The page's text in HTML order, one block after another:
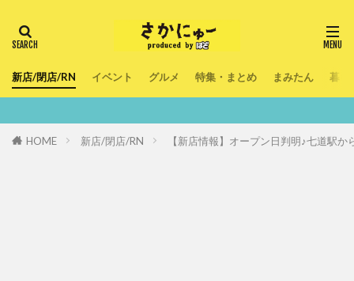
新店/閉店/RN イベント グルメ 特集・まとめ まみたん 暮ら
HOME 新店/閉店/RN 【新店情報】オープン日判明♪七道駅